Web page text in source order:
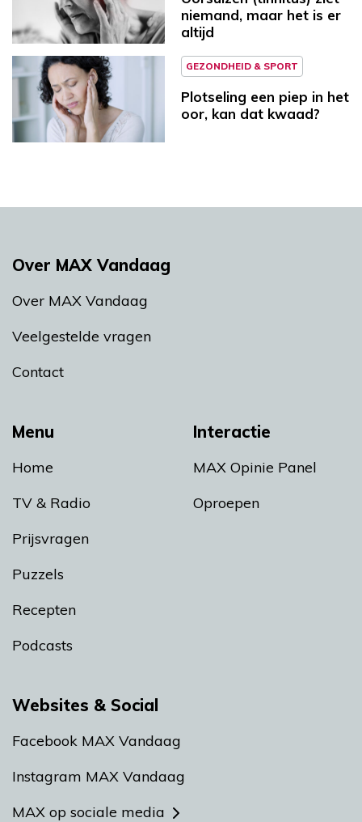
niemand, maar het is er
altijd
GEZONDHEID & SPORT
Plotseling een piep in het
oor, kan dat kwaad?
Menu
Home
TV & Radio
Prijsvragen
Puzzels
Recepten
Podcasts
Interactie
MAX Opinie Panel
Oproepen
Over MAX Vandaag
Over MAX Vandaag
Veelgestelde vragen
Contact
Websites & Social
Facebook MAX Vandaag
Instagram MAX Vandaag
MAX op sociale media